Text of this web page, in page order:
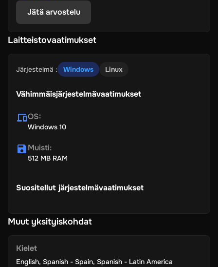
Jätä arvostelu
Laitteistovaatimukset
Järjestelmä : Windows Linux
Vähimmäisjärjestelmävaatimukset
OS:
Windows 10
Muisti:
512 MB RAM
Suositellut järjestelmävaatimukset
Muut yksityiskohdat
Kielet
English, Spanish - Spain, Spanish - Latin America